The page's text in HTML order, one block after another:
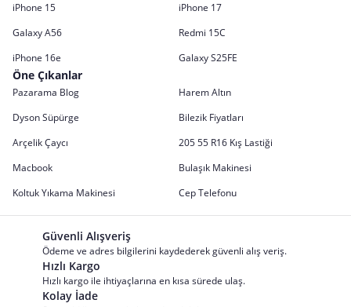
iPhone 15
iPhone 17
Galaxy A56
Redmi 15C
iPhone 16e
Galaxy S25FE
Öne Çıkanlar
Pazarama Blog
Harem Altın
Dyson Süpürge
Bilezik Fiyatları
Arçelik Çaycı
205 55 R16 Kış Lastiği
Macbook
Bulaşık Makinesi
Koltuk Yıkama Makinesi
Cep Telefonu
Güvenli Alışveriş
Ödeme ve adres bilgilerini kaydederek güvenli alış veriş.
Hızlı Kargo
Hızlı kargo ile ihtiyaçlarına en kısa sürede ulaş.
Kolay İade